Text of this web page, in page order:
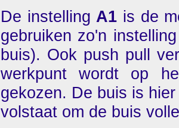
De instelling A1 is de
gebruiken zo'n
buis). Ook push pull
werkpunt wordt op
gekozen. De buis is
volstaat om de buis